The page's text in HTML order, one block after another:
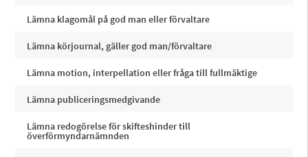
Lämna klagomål på god man eller förvaltare
Lämna körjournal, gäller god man/förvaltare
Lämna motion, interpellation eller fråga till fullmäktige
Lämna publiceringsmedgivande
Lämna redogörelse för skifteshinder till
överförmyndarnämnden